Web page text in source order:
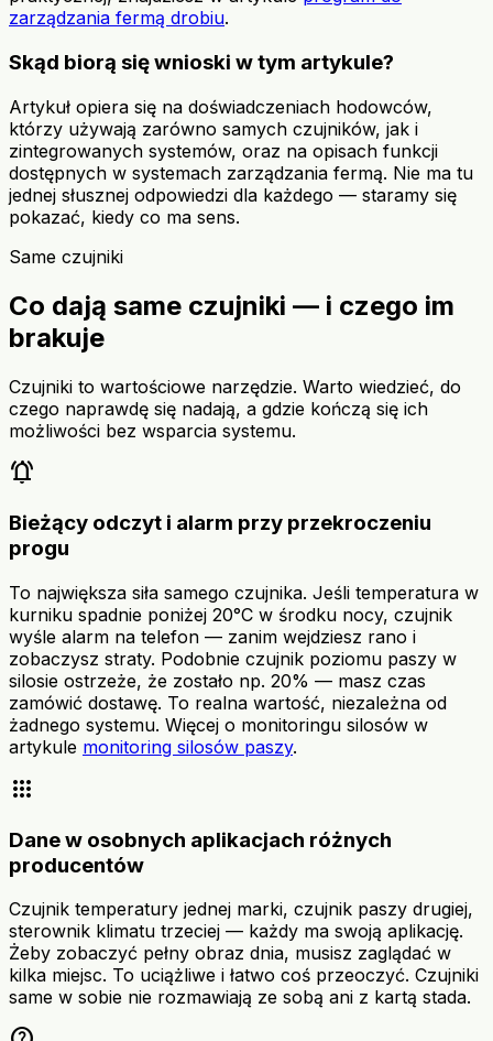
zarządzania fermą drobiu.
Skąd biorą się wnioski w tym artykule?
Artykuł opiera się na doświadczeniach hodowców,
którzy używają zarówno samych czujników, jak i
zintegrowanych systemów, oraz na opisach funkcji
dostępnych w systemach zarządzania fermą. Nie ma tu
jednej słusznej odpowiedzi dla każdego — staramy się
pokazać, kiedy co ma sens.
Same czujniki
Co dają same czujniki — i czego im
brakuje
Czujniki to wartościowe narzędzie. Warto wiedzieć, do
czego naprawdę się nadają, a gdzie kończą się ich
możliwości bez wsparcia systemu.
notifications_active
Bieżący odczyt i alarm przy przekroczeniu
progu
To największa siła samego czujnika. Jeśli temperatura w
kurniku spadnie poniżej 20°C w środku nocy, czujnik
wyśle alarm na telefon — zanim wejdziesz rano i
zobaczysz straty. Podobnie czujnik poziomu paszy w
silosie ostrzeże, że zostało np. 20% — masz czas
zamówić dostawę. To realna wartość, niezależna od
żadnego systemu. Więcej o monitoringu silosów w
artykule monitoring silosów paszy.
apps
Dane w osobnych aplikacjach różnych
producentów
Czujnik temperatury jednej marki, czujnik paszy drugiej,
sterownik klimatu trzeciej — każdy ma swoją aplikację.
Żeby zobaczyć pełny obraz dnia, musisz zaglądać w
kilka miejsc. To uciążliwe i łatwo coś przeoczyć. Czujniki
same w sobie nie rozmawiają ze sobą ani z kartą stada.